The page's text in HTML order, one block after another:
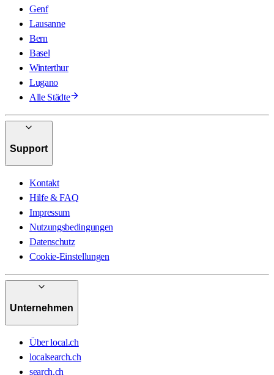
Genf
Lausanne
Bern
Basel
Winterthur
Lugano
Alle Städte
Support
Kontakt
Hilfe & FAQ
Impressum
Nutzungsbedingungen
Datenschutz
Cookie-Einstellungen
Unternehmen
Über local.ch
localsearch.ch
search.ch